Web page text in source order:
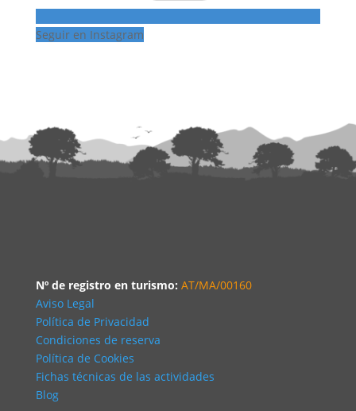
Seguir en Instagram
Nº de registro en turismo: AT/MA/00160
Aviso Legal
Política de Privacidad
Condiciones de reserva
Política de Cookies
Fichas técnicas de las actividades
Blog